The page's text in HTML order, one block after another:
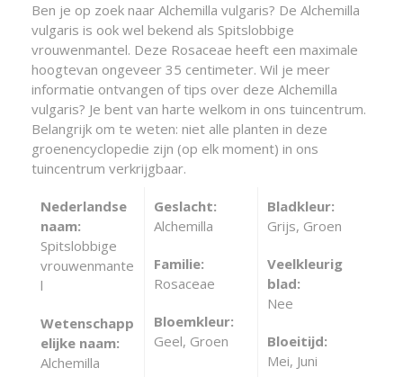
Ben je op zoek naar Alchemilla vulgaris? De Alchemilla
vulgaris is ook wel bekend als Spitslobbige
vrouwenmantel. Deze Rosaceae heeft een maximale
hoogtevan ongeveer 35 centimeter. Wil je meer
informatie ontvangen of tips over deze Alchemilla
vulgaris? Je bent van harte welkom in ons tuincentrum.
Belangrijk om te weten: niet alle planten in deze
groenencyclopedie zijn (op elk moment) in ons
tuincentrum verkrijgbaar.
Nederlandse
naam:
Spitslobbige
vrouwenmante
l
Wetenschapp
elijke naam:
Alchemilla
Geslacht:
Alchemilla
Familie:
Rosaceae
Bloemkleur:
Geel, Groen
Bladkleur:
Grijs, Groen
Veelkleurig
blad:
Nee
Bloeitijd:
Mei, Juni